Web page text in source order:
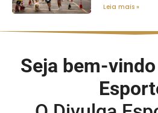
Leia mais »
Seja bem-